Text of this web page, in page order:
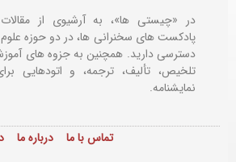
در «چیستی ها»، به آرشیوی از
پادکست های سخنرانی ها، در دو حوزه
دسترسی دارید. همچنین به جزوه های
تلخیص، تألیف، ترجمه، و اتودهایی
نمایشنامه.
تماس با ما درباره ما